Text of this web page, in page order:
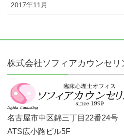
2017年11月
株式会社ソフィアカウンセリ
名古屋市中区錦三丁目22番24号
ATS広小路ビル5F